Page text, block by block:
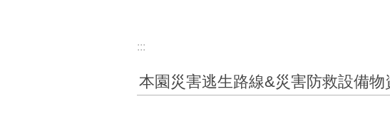
:::
本園災害逃生路線&災害防救設備物